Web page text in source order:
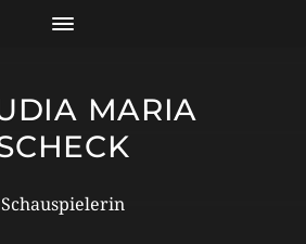
MARIA
Schauspielerin